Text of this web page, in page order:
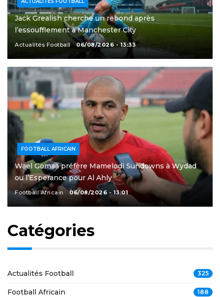
Jack Grealish cherche un rebond après
l’essoufflement à Manchester City
Actualités Football 06/08/2026 - 13:33
FOOTBALL AFRICAIN
Wael Gomaa préfère Mamelodi Sundowns à Wydad
ou l’Esperance pour Al Ahly
Football Africain 06/08/2026 - 13:01
Catégories
Actualités Football 325
Football Africain 188